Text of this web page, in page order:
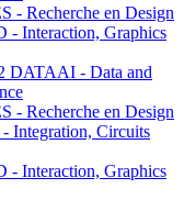
- Recherche en Design
Interaction, Graphics
- Data and
- Recherche en Design
Integration, Circuits
Interaction, Graphics